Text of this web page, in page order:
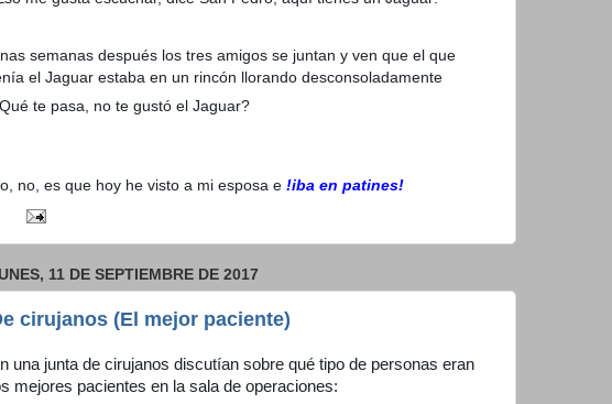
semanas después los tres amigos se juntan y ven que el que
el Jaguar estaba en un rincón llorando desconsoladamente
te pasa, no te gustó el Jaguar?
no, es que hoy he visto a mi esposa e !iba en patines!
11 DE SEPTIEMBRE DE 2017
cirujanos (El mejor paciente)
una junta de cirujanos discutían sobre qué tipo de personas eran
mejores pacientes en la sala de operaciones: